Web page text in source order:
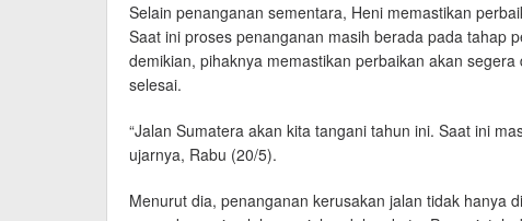
Selain penanganan sementara, Heni memastikan
Saat ini proses penanganan masih berada pada tahap
demikian, pihaknya memastikan perbaikan akan
selesai.
“Jalan Sumatera akan kita tangani tahun ini. Saat ini
ujarnya, Rabu (20/5).
Menurut dia, penanganan kerusakan jalan tidak hanya